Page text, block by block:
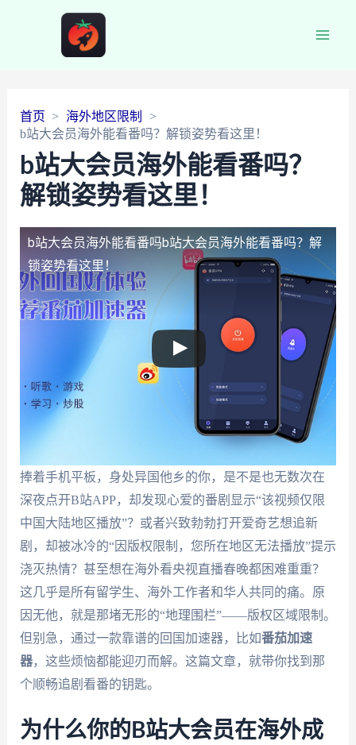
首页
海外地区限制
b站大会员海外能看番吗？解锁姿势看这里！
b站大会员海外能看番吗？
解锁姿势看这里！
b站大会员海外能看番吗b站大会员海外能看番吗？解
锁姿势看这里！
捧着手机平板，身处异国他乡的你，是不是也无数次在
深夜点开B站APP，却发现心爱的番剧显示“该视频仅限
中国大陆地区播放”？或者兴致勃勃打开爱奇艺想追新
剧，却被冰冷的“因版权限制，您所在地区无法播放”提示
浇灭热情？甚至想在海外看央视直播春晚都困难重重？
这几乎是所有留学生、海外工作者和华人共同的痛。原
因无他，就是那堵无形的“地理围栏”——版权区域限制。
但别急，通过一款靠谱的回国加速器，比如番茄加速
器，这些烦恼都能迎刃而解。这篇文章，就带你找到那
个顺畅追剧看番的钥匙。
为什么你的B站大会员在海外成